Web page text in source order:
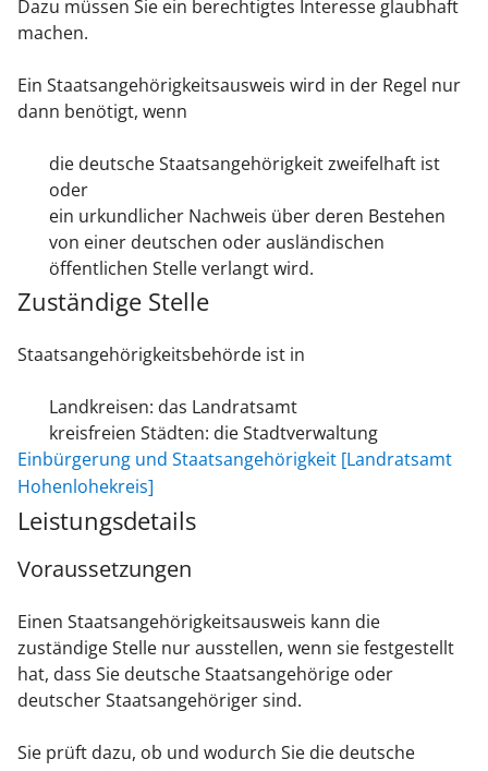
Dazu müssen Sie ein berechtigtes Interesse glaubhaft
machen.
Ein Staatsangehörigkeitsausweis wird in der Regel nur
dann benötigt, wenn
die deutsche Staatsangehörigkeit zweifelhaft ist
oder
ein urkundlicher Nachweis über deren Bestehen
von einer deutschen oder ausländischen
öffentlichen Stelle verlangt wird.
Zuständige Stelle
Staatsangehörigkeitsbehörde ist in
Landkreisen: das Landratsamt
kreisfreien Städten: die Stadtverwaltung
Einbürgerung und Staatsangehörigkeit [Landratsamt
Hohenlohekreis]
Leistungsdetails
Voraussetzungen
Einen Staatsangehörigkeitsausweis kann die
zuständige Stelle nur ausstellen, wenn sie festgestellt
hat, dass Sie deutsche Staatsangehörige oder
deutscher Staatsangehöriger sind.
Sie prüft dazu, ob und wodurch Sie die deutsche